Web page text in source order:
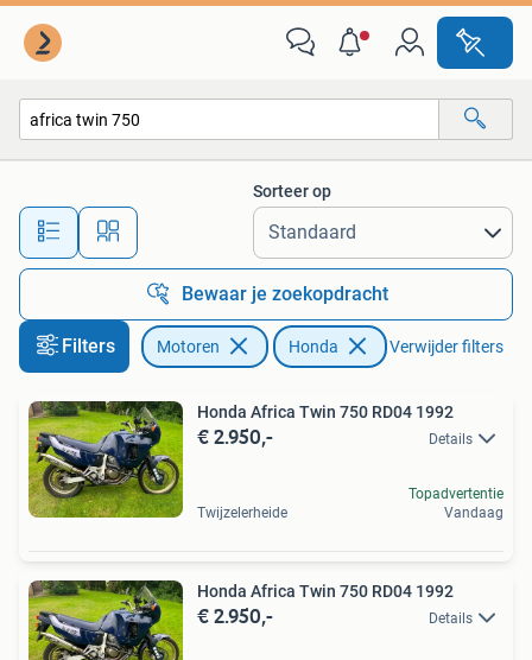
Alle afstanden…
Sorteer op
Bewaar je zoekopdracht
Filters Motoren Honda Verwijder filters
Honda Africa Twin 750 RD04 1992
€ 2.950,- Details
Twijzelerheide
Topadvertentie
Vandaag
Honda Africa Twin 750 RD04 1992
€ 2.950,- Details